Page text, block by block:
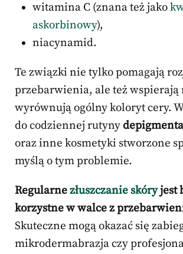
witamina C (znana też jako
askorbinowy),
niacynamid.
Te związki nie tylko pomagają
przebarwienia, ale też wspierają
wyrównują ogólny koloryt cery.
do codziennej rutyny
oraz inne kosmetyki stworzone
myślą o tym problemie.
Regularnezłuszczanie skóryjest
korzystne w walce z
Skuteczne mogą okazać się
mikrodermabrazja czy